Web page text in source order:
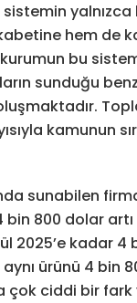
sistemin
hem de
bu
sunduğu
kamunun
sunabilen
bin 800 dolar
2025’e kadar
ürünü 4 bin
çok ciddi bir fark